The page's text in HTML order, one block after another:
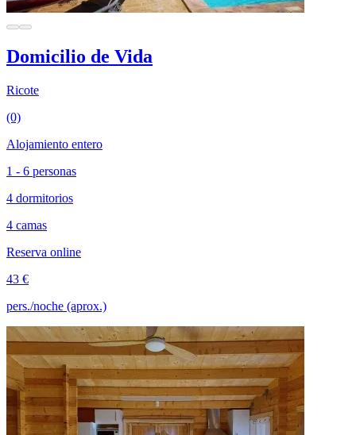
Domicilio de Vida
Ricote
(0)
Alojamiento entero
1 - 6 personas
4 dormitorios
4 camas
Reserva online
43 €
pers./noche (aprox.)